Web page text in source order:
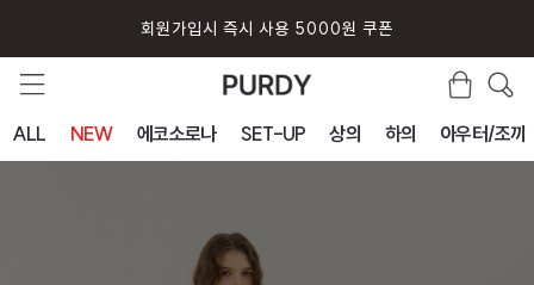
회원가입시 즉시 사용 5000원 쿠폰
ALL NEW 에코소로나 SET-UP 상의 하의 아우터/조끼